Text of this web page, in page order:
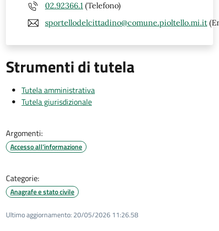
02.92366.1 (Telefono)
sportellodelcittadino@comune.pioltello.mi.it
Strumenti di tutela
Tutela amministrativa
Tutela giurisdizionale
Argomenti:
Accesso all'informazione
Categorie:
Anagrafe e stato civile
Ultimo aggiornamento: 20/05/2026 11:26.58